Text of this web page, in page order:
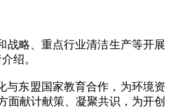
略、重点行业清洁生产等开展
绍。
东盟国家教育合作，为环境资
面献计献策、凝聚共识，为开创